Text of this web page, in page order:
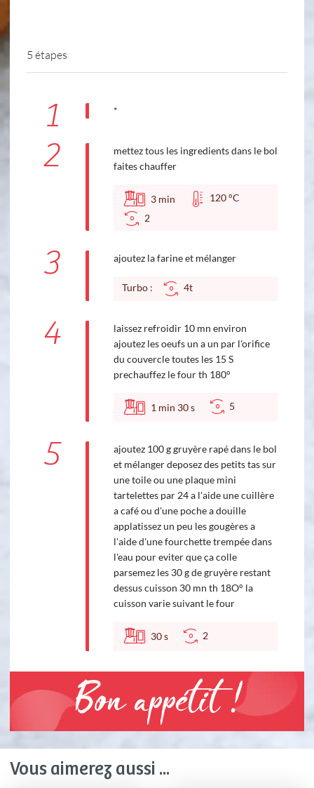
5 étapes
1 *
2
mettez tous les ingredients dans le bol
faites chauffer
3 min
120 °C
2
3 ajoutez la farine et mélanger
Turbo : 4t
4
laissez refroidir 10 mn environ
ajoutez les oeufs un a un par l'orifice
du couvercle toutes les 15 S
prechauffez le four th 180°
1 min 30s 5
5
ajoutez 100 g gruyère rapé dans le bol
et mélanger deposez des petits tas sur
une toile ou une plaque mini
tartelettes par 24 a l'aide une cuillère
a café ou d'une poche a douille
applatissez un peu les gougères a
l'aide d'une fourchette trempée dans
l'eau pour eviter que ça colle
parsemez les 30 g de gruyère restant
dessus cuisson 30 mn th 18O° la
cuisson varie suivant le four
30s 2
Bon appétit !
Vous aimerez aussi ...